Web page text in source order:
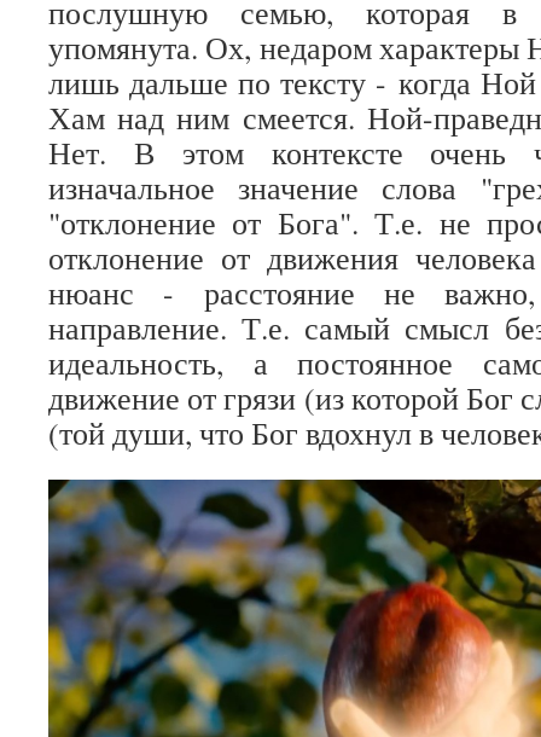
послушную семью, которая
упомянута. Ох, недаром
лишь дальше по тексту - когда
Хам над ним смеется. Ной-
Нет. В этом контексте очень
изначальное значение слова
"отклонение от Бога". Т.е. не
отклонение от движения
нюанс - расстояние не
направление. Т.е. самый смысл
идеальность, а постоянное
движение от грязи (из которой Бог
(той души, что Бог вдохнул в